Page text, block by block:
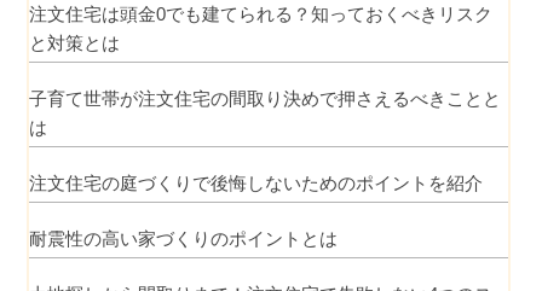
注文住宅は頭金0でも建てられる？知っておくべきリスク
と対策とは
子育て世帯が注文住宅の間取り決めで押さえるべきことと
は
注文住宅の庭づくりで後悔しないためのポイントを紹介
耐震性の高い家づくりのポイントとは